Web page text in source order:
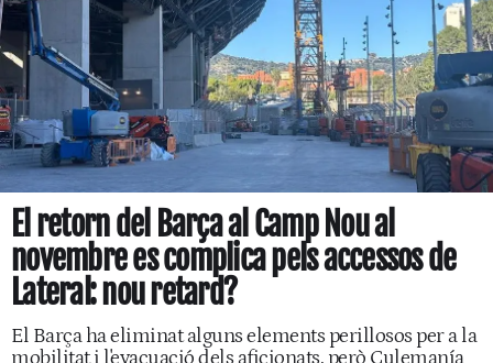
El retorn del Barça al Camp Nou al
novembre es complica pels accessos de
Lateral: nou retard?
El Barça ha eliminat alguns elements perillosos per a la
mobilitat i l'evacuació dels aficionats, però Culemanía